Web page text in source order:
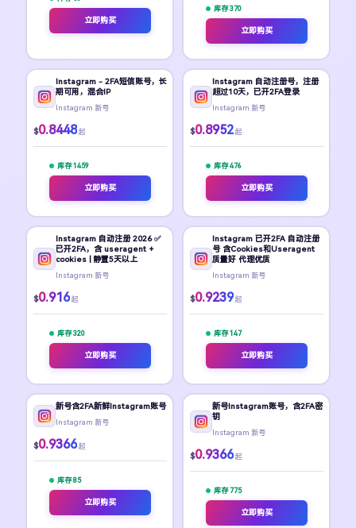
立即购买
库存 370
立即购买
Instagram - 2FA短信账号，长
期可用，混合IP
Instagram 新号
$0.8448 起
库存 1459
立即购买
Instagram 自动注册号，注册
超过10天，已开2FA登录
Instagram 新号
$0.8952 起
库存 476
立即购买
Instagram 自动注册 2026 ✅
已开2FA，含 useragent +
cookies | 静置5天以上
Instagram 新号
$0.916 起
库存 320
立即购买
Instagram 已开2FA 自动注册
号 含Cookies和Useragent
质量好 代理优质
Instagram 新号
$0.9239 起
库存 147
立即购买
新号含2FA新鲜Instagram账号
Instagram 新号
$0.9366 起
库存 85
立即购买
新号Instagram账号，含2FA密
钥
Instagram 新号
$0.9366 起
库存 775
立即购买